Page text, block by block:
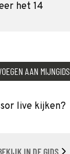
het 14
AAN MIJNGIDS
live kijken?
IN DE GIDS